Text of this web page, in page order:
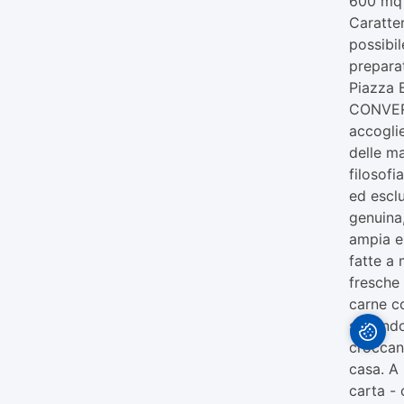
Piazza
delle
ed
ampia
fatte a
fresche
carne
casa.
carta -